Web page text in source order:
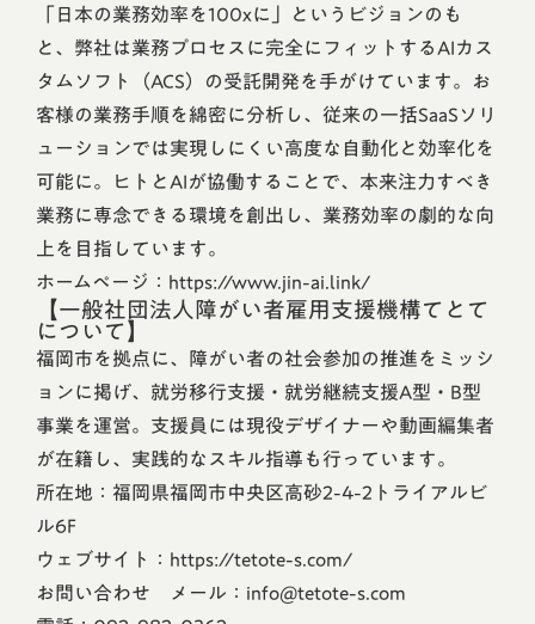
「日本の業務効率を100xに」というビジョンのも
と、弊社は業務プロセスに完全にフィットするAIカス
タムソフト（ACS）の受託開発を手がけています。お
客様の業務手順を綿密に分析し、従来の一括SaaSソリ
ューションでは実現しにくい高度な自動化と効率化を
可能に。ヒトとAIが協働することで、本来注力すべき
業務に専念できる環境を創出し、業務効率の劇的な向
上を目指しています。
ホームページ： https://www.jin-ai.link/
【一般社団法人障がい者雇用支援機構てとて
について】
福岡市を拠点に、障がい者の社会参加の推進をミッシ
ョンに掲げ、就労移行支援・就労継続支援A型・B型
事業を運営。支援員には現役デザイナーや動画編集者
が在籍し、実践的なスキル指導も行っています。
所在地：福岡県福岡市中央区高砂2-4-2トライアルビ
ル6F
ウェブサイト： https://tetote-s.com/
お問い合わせ メール：info@tetote-s.com